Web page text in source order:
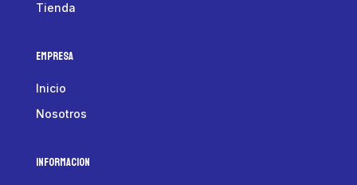
Tienda
Empresa
Inicio
Nosotros
Informacion